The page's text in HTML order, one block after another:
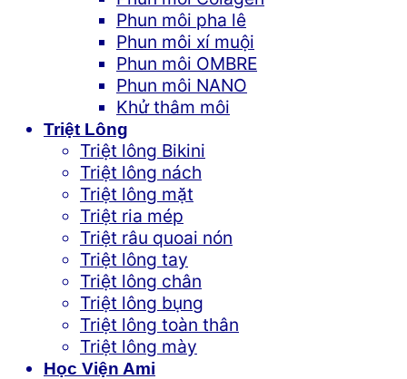
Phun môi pha lê
Phun môi xí muội
Phun môi OMBRE
Phun môi NANO
Khử thâm môi
Triệt Lông
Triệt lông Bikini
Triệt lông nách
Triệt lông mặt
Triệt ria mép
Triệt râu quoai nón
Triệt lông tay
Triệt lông chân
Triệt lông bụng
Triệt lông toàn thân
Triệt lông mày
Học Viện Ami